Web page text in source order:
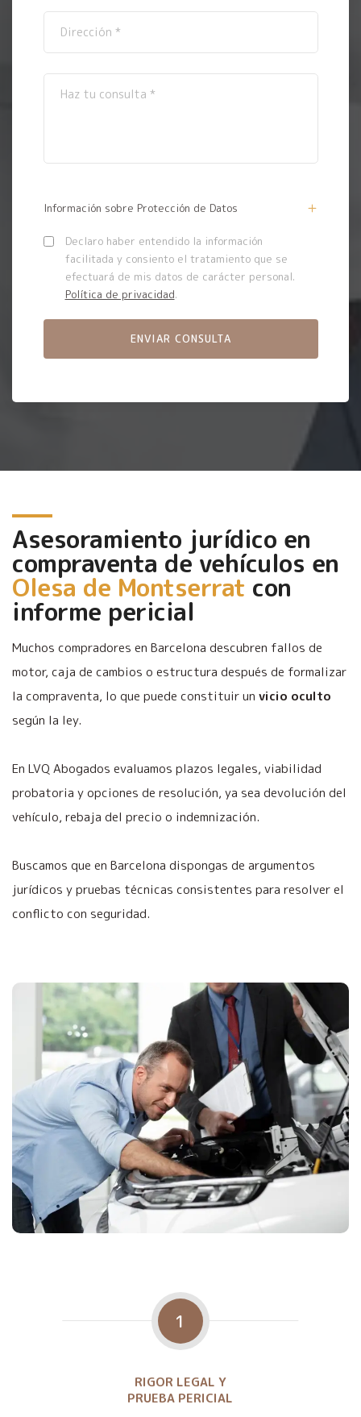
Información sobre Protección de Datos
Declaro haber entendido la información
facilitada y consiento el tratamiento que se
efectuará de mis datos de carácter personal.
Política de privacidad.
Asesoramiento jurídico en
compraventa de vehículos en
Olesa de Montserrat con
informe pericial
Muchos compradores en Barcelona descubren fallos de
motor, caja de cambios o estructura después de formalizar
la compraventa, lo que puede constituir un vicio oculto
según la ley.
En LVQ Abogados evaluamos plazos legales, viabilidad
probatoria y opciones de resolución, ya sea devolución del
vehículo, rebaja del precio o indemnización.
Buscamos que en Barcelona dispongas de argumentos
jurídicos y pruebas técnicas consistentes para resolver el
conflicto con seguridad.
1
RIGOR LEGAL Y
PRUEBA PERICIAL